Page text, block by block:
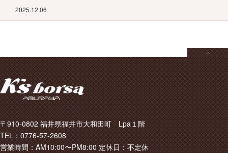
2025.12.06
〒910-0802 福井県福井市大和田町 Lpa１階
TEL：0776-57-2608
営業時間：AM10:00〜PM8:00 定休日：不定休